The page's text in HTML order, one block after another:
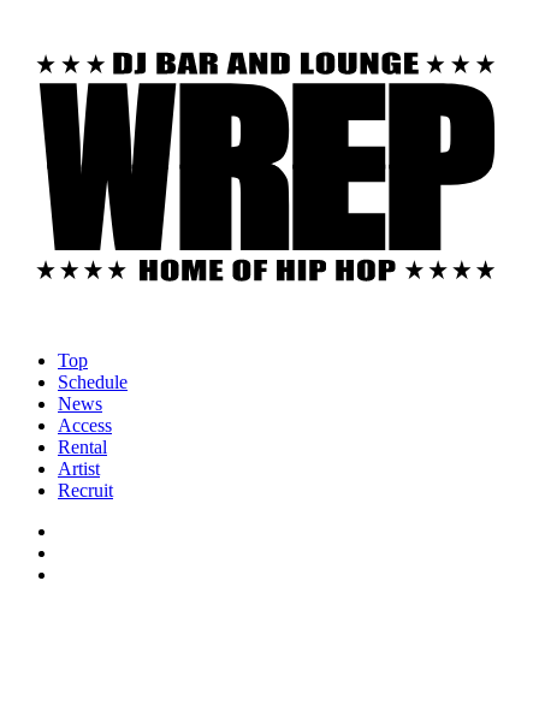
Top
Schedule
News
Access
Rental
Artist
Recruit